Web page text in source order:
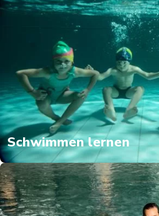
Schwimmen lernen